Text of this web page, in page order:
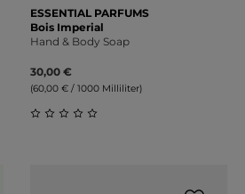
ESSENTIAL PARFUMS
Bois Imperial
Hand & Body Soap
30,00 €
(60,00 € / 1000 Milliliter)